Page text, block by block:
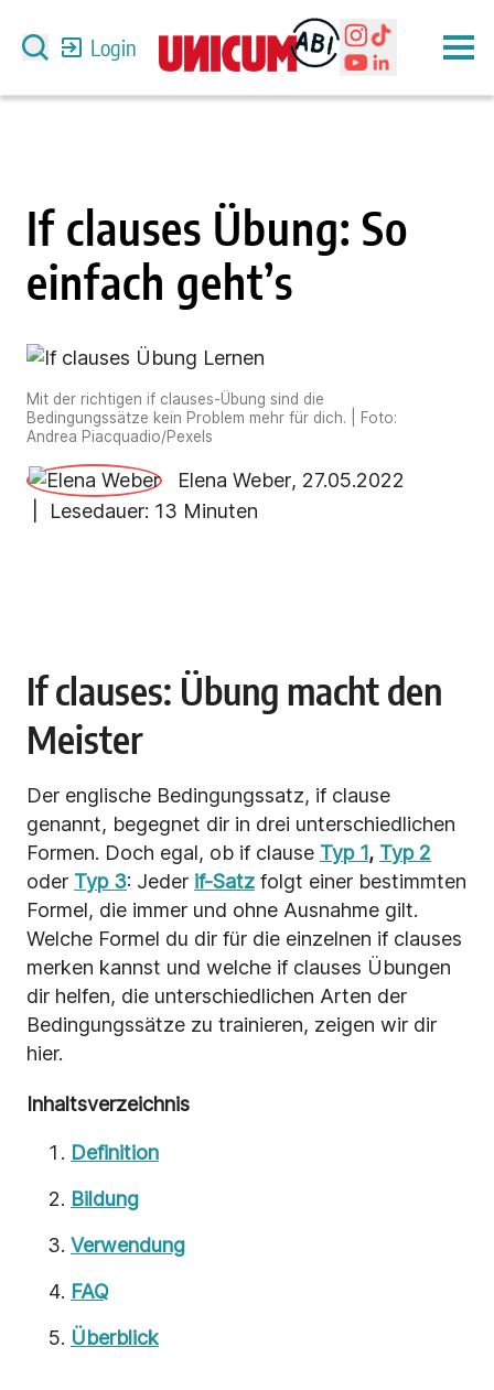
Login
If clauses Übung: So
einfach geht’s
Mit der richtigen if clauses-Übung sind die
Bedingungssätze kein Problem mehr für dich. | Foto:
Andrea Piacquadio/Pexels
Elena Weber, 27.05.2022
| Lesedauer: 13 Minuten
If clauses: Übung macht den
Meister
Der englische Bedingungssatz, if clause
genannt, begegnet dir in drei unterschiedlichen
Formen. Doch egal, ob if clause Typ 1, Typ 2
oder Typ 3: Jeder if-Satz folgt einer bestimmten
Formel, die immer und ohne Ausnahme gilt.
Welche Formel du dir für die einzelnen if clauses
merken kannst und welche if clauses Übungen
dir helfen, die unterschiedlichen Arten der
Bedingungssätze zu trainieren, zeigen wir dir
hier.
Inhaltsverzeichnis
Definition
Bildung
Verwendung
FAQ
Überblick